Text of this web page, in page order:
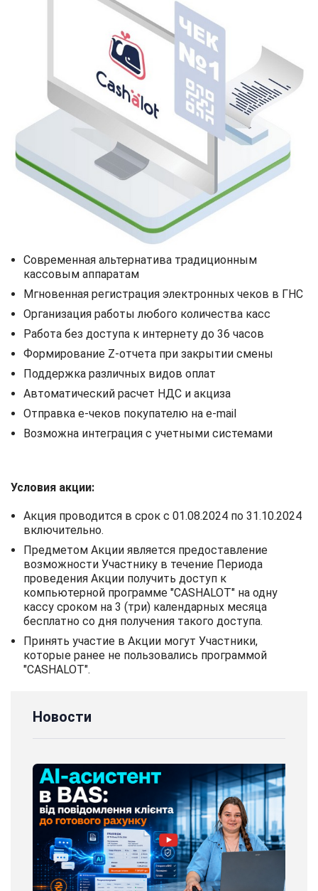
Современная альтернатива традиционным
кассовым аппаратам
Мгновенная регистрация электронных чеков в ГНС
Организация работы любого количества касс
Работа без доступа к интернету до 36 часов
Формирование Z-отчета при закрытии смены
Поддержка различных видов оплат
Автоматический расчет НДС и акциза
Отправка е-чеков покупателю на e-mail
Возможна интеграция с учетными системами
Условия акции:
Акция проводится в срок с 01.08.2024 по 31.10.2024
включительно.
Предметом Акции является предоставление
возможности Участнику в течение Периода
проведения Акции получить доступ к
компьютерной программе "CASHALOT" на одну
кассу сроком на 3 (три) календарных месяца
бесплатно со дня получения такого доступа.
Принять участие в Акции могут Участники,
которые ранее не пользовались программой
"CASHALOT".
Новости